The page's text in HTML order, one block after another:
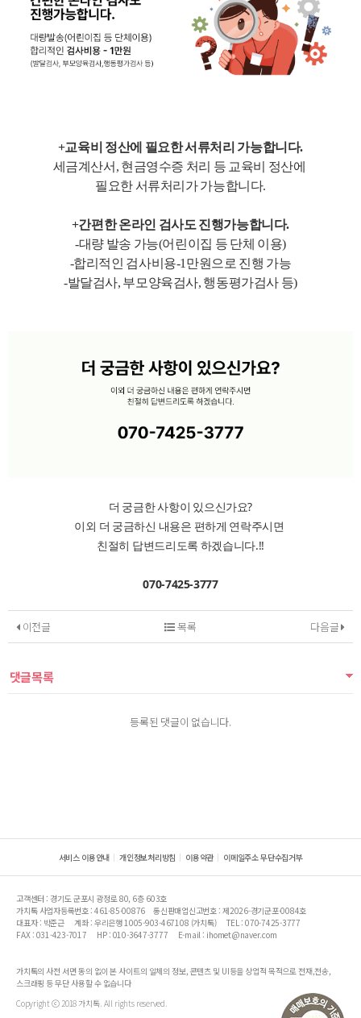
+교육비 정산에 필요한 서류처리 가능합니다.
세금계산서, 현금영수증 처리 등 교육비 정산에
필요한 서류처리가 가능합니다.
+간편한 온라인 검사도 진행가능합니다.
-대량 발송 가능(어린이집 등 단체 이용)
-합리적인 검사비용-1만원으로 진행 가능
-발달검사, 부모양육검사, 행동평가검사 등)
더 궁금한 사항이 있으신가요?
이외 더 궁금하신 내용은 편하게 연락주시면
친절히 답변드리도록 하겠습니다.!!
070-7425-3777
이전글 다음글
목록
댓글목록
등록된 댓글이 없습니다.
서비스 이용안내 개인정보처리방침 이용약관 이메일주소 무단수집거부
고객센터 : 경기도 군포시 광정로 80, 6층 603호
가치톡 사업자등록번호 : 461-85-00876
통신판매업신고번호 : 제2026-경기군포-0084호
대표자 : 박준근
계좌 : 우리은행 1005-903-467108 (가치톡)
TEL : 070-7425-3777
FAX : 031-423-7017
HP : 010-3647-3777 E-mail : ihomet@naver.com
가치톡의 사전 서면 동의 없이 본 사이트의 일체의 정보, 콘텐츠 및 UI등을 상업적 목적으로 전재,전송,
스크래핑 등 무단 사용할 수 없습니다
Copyright ⓒ 2018 가치톡. All rights reserved.